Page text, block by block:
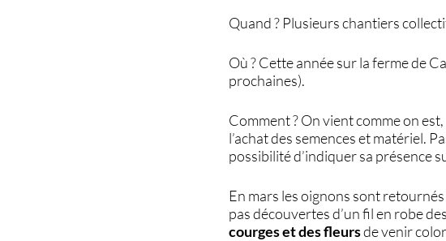
Quand ? Plusieurs chantiers
Où ? Cette année sur la ferme de
prochaines).
Comment ? On vient comme on
l’achat des semences et matériel.
possibilité d’indiquer sa présence
En mars les oignons sont
pas découvertes d’un fil en robe
courges et des fleursde venir